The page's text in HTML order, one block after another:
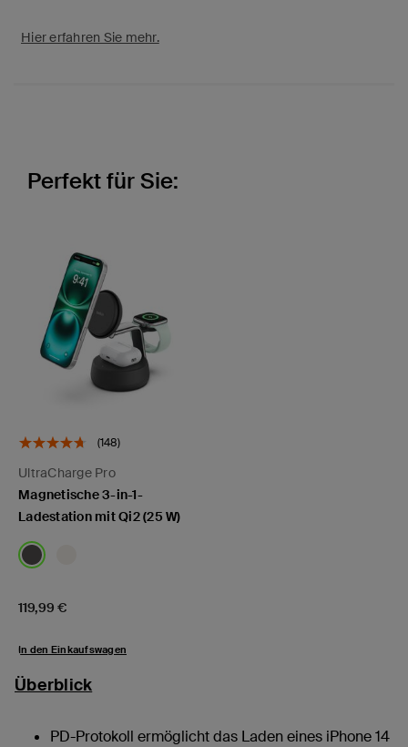
Hier erfahren Sie mehr.
Perfekt für Sie:
(148)
UltraCharge Pro
Magnetische 3-in-1-
Ladestation mit Qi2 (25 W)
Price:
119,99 €
In den Einkaufswagen
Überblick
PD-Protokoll ermöglicht das Laden eines iPhone 14